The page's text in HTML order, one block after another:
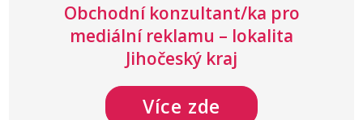
Obchodní konzultant/ka pro
mediální reklamu – lokalita
Jihočeský kraj
Více zde